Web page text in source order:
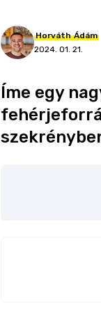
Horváth Ádám
2024. 01. 21.
Íme egy